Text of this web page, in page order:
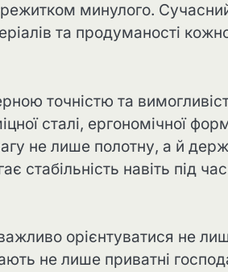
минулого.
та продуманості
точністю та
сталі, ергономічної
не лише полотну, а й
стабільність навіть під час
орієнтуватися не
не лише приватні